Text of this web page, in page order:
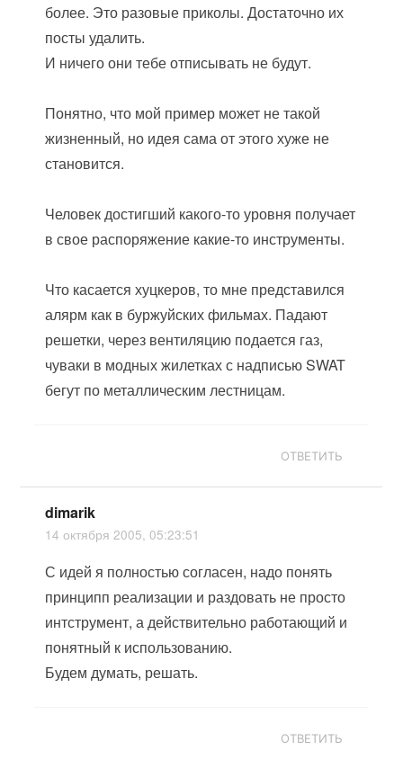
более. Это разовые приколы. Достаточно их
посты удалить.
И ничего они тебе отписывать не будут.
Понятно, что мой пример может не такой
жизненный, но идея сама от этого хуже не
становится.
Человек достигший какого-то уровня получает
в свое распоряжение какие-то инструменты.
Что касается хуцкеров, то мне представился
алярм как в буржуйских фильмах. Падают
решетки, через вентиляцию подается газ,
чуваки в модных жилетках с надписью SWAT
бегут по металлическим лестницам.
ОТВЕТИТЬ
dimarik
14 октября 2005, 05:23:51
С идей я полностью согласен, надо понять
принципп реализации и раздовать не просто
интструмент, а действительно работающий и
понятный к использованию.
Будем думать, решать.
ОТВЕТИТЬ